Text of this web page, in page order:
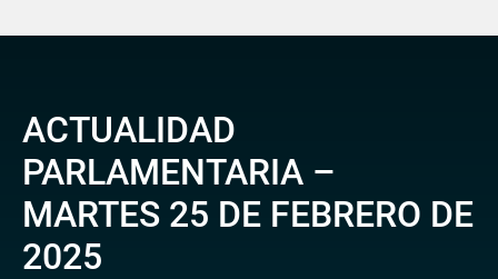
ACTUALIDAD
PARLAMENTARIA –
MARTES 25 DE FEBRERO DE
2025